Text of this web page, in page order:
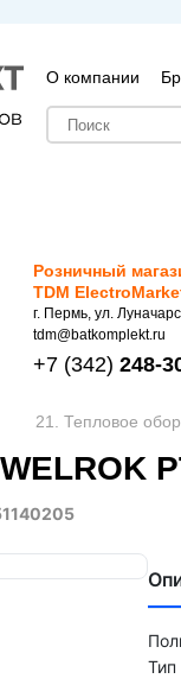
О компании
Розничный
TDM
г. Пермь, ул.
tdm@batkomplekt.ru
+7 (342) 248-
21. Тепловое